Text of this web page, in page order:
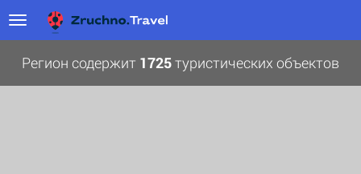
Регион содержит 1725туристических объектов